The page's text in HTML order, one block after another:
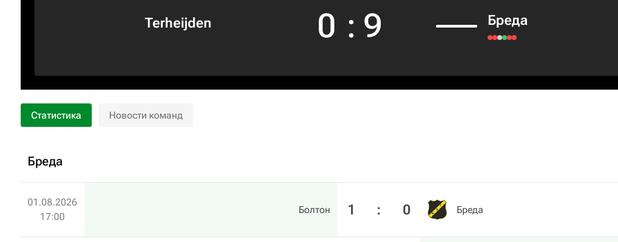
Terheijden 0 : 9 Бреда
Статистика Новости команд
Бреда
01.08.2026
17:00
Болтон 1 : 0 Бреда